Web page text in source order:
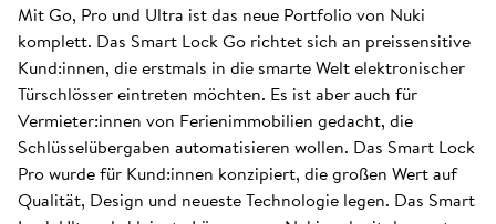
Mit Go, Pro und Ultra ist das neue Portfolio von Nuki
komplett. Das Smart Lock Go richtet sich an preissensitive
Kund:innen, die erstmals in die smarte Welt elektronischer
Türschlösser eintreten möchten. Es ist aber auch für
Vermieter:innen von Ferienimmobilien gedacht, die
Schlüsselübergaben automatisieren wollen. Das Smart Lock
Pro wurde für Kund:innen konzipiert, die großen Wert auf
Qualität, Design und neueste Technologie legen. Das Smart